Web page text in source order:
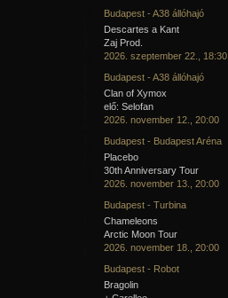
Budapest - A38 állóhajó
Descartes a Kant
Zaj Prod.
2026. szeptember 22., 18:30
Budapest - A38 állóhajó
Clan of Xymox
elő: Selofan
2026. november 12., 20:00
Budapest - Budapest Aréna
Placebo
30th Anniversary Tour
2026. november 13., 20:00
Budapest - Turbina
Chameleons
Arctic Moon Tour
2026. november 18., 20:00
Budapest - Robot
Bragolin